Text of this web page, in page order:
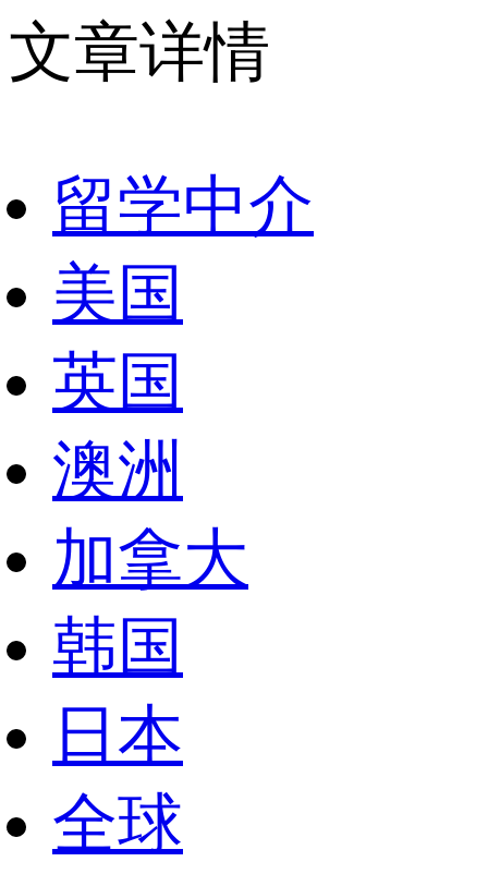
文章详情
留学中介
美国
英国
澳洲
加拿大
韩国
日本
全球